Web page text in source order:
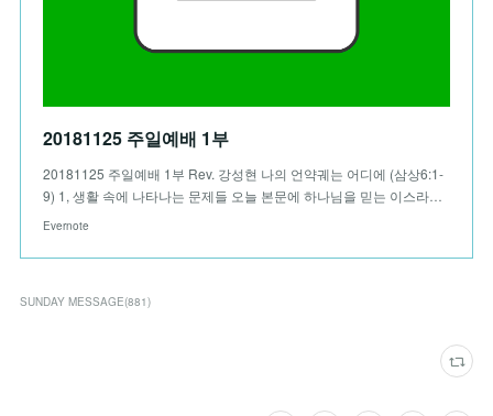
20181125 주일예배 1부
20181125 주일예배 1부 Rev. 강성현 나의 언약궤는 어디에 (삼상6:1-
9) 1, 생활 속에 나타나는 문제들 오늘 본문에 하나님을 믿는 이스라…
Evernote
SUNDAY MESSAGE(881)